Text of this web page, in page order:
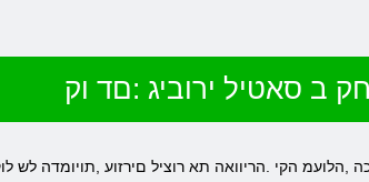
ב סאטיל ירוביג :םד וק